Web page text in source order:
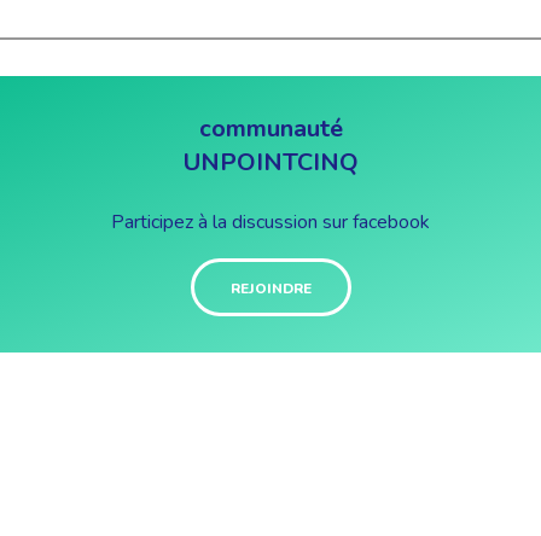
communauté
UNPOINTCINQ
Participez à la discussion sur facebook
REJOINDRE